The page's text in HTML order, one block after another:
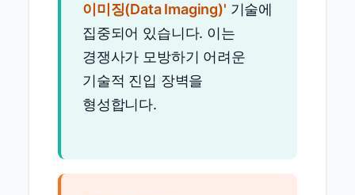
이미징(Data Imaging)' 기술에
집중되어 있습니다. 이는
경쟁사가 모방하기 어려운
기술적 진입 장벽을
형성합니다.